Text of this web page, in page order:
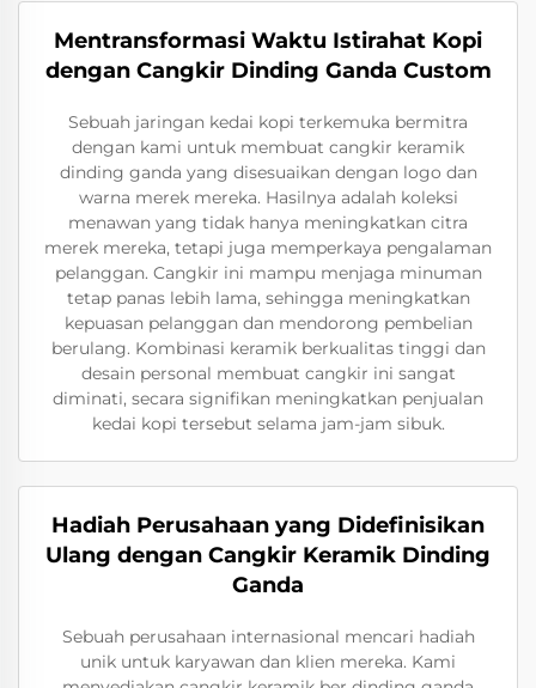
Mentransformasi Waktu Istirahat Kopi
dengan Cangkir Dinding Ganda Custom
Sebuah jaringan kedai kopi terkemuka bermitra
dengan kami untuk membuat cangkir keramik
dinding ganda yang disesuaikan dengan logo dan
warna merek mereka. Hasilnya adalah koleksi
menawan yang tidak hanya meningkatkan citra
merek mereka, tetapi juga memperkaya pengalaman
pelanggan. Cangkir ini mampu menjaga minuman
tetap panas lebih lama, sehingga meningkatkan
kepuasan pelanggan dan mendorong pembelian
berulang. Kombinasi keramik berkualitas tinggi dan
desain personal membuat cangkir ini sangat
diminati, secara signifikan meningkatkan penjualan
kedai kopi tersebut selama jam-jam sibuk.
Hadiah Perusahaan yang Didefinisikan
Ulang dengan Cangkir Keramik Dinding
Ganda
Sebuah perusahaan internasional mencari hadiah
unik untuk karyawan dan klien mereka. Kami